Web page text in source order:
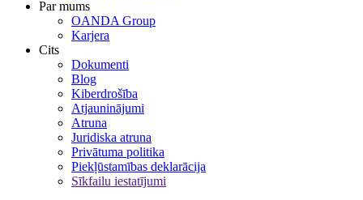
Par mums
OANDA Group
Karjera
Cits
Dokumenti
Blog
Kiberdrošība
Atjauninājumi
Atruna
Juridiska atruna
Privātuma politika
Piekļūstamības deklarācija
Sīkfailu iestatījumi